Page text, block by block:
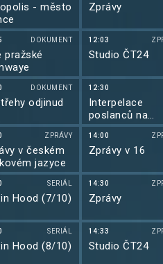
- město
DOKUMENT
pražské
DOKUMENT
odjinud
ZPRÁVY
v českém
jazyce
SERIÁL
Hood (7/10)
SERIÁL
Hood (8/10)
Zprávy
12:03
Studio ČT24
12:30
Interpelace
poslanců na
předsedu vlády
14:00
Zprávy v 16
14:30
Zprávy
14:33
Studio ČT24